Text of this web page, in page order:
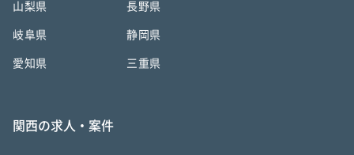
山梨県 長野県
岐阜県 静岡県
愛知県 三重県
関西の求人・案件